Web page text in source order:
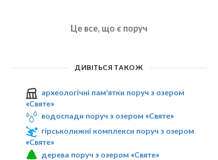
Це все, що є поруч
ДИВІТЬСЯ ТАКОЖ
археологічні пам'ятки поруч з озером
«Святе»
водоспади поруч з озером «Святе»
гірськолижні комплекси поруч з озером
«Святе»
дерева поруч з озером «Святе»